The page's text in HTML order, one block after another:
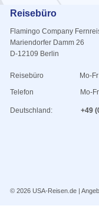
Reisebüro
Flamingo Company
Mariendorfer Damm 26
D-12109 Berlin
Reisebüro Mo-Fr
Telefon
Mo-Fr
Deutschland: +49
© 2026 USA-Reisen.de |